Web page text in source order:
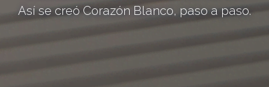
Así se creó Corazón Blanco, paso a paso.